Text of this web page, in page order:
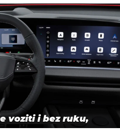
voziti i bez ruku,